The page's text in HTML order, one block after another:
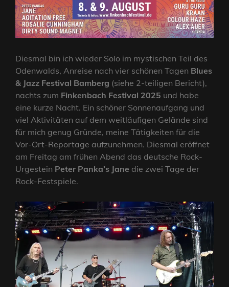
Diesmal bin ich wieder Solo im mystischen Teil des
Odenwalds, Anreise nach vier schönen Tagen Blues
& Jazz Festival Bamberg (siehe 2-teiligen Bericht),
nachts zum Finkenbach Festival 2025 und habe
eine kurze Nacht. Ein schöner Sonnenaufgang und
viel Aktivitäten auf dem weitläufigen Gelände sind
für mich genug Gründe, meine Tätigkeiten für die
Vor-Ort-Reportage aufzunehmen. Diesmal eröffnet
am Freitag am frühen Abend das deutsche Rock-
Urgestein Peter Panka’s Jane die zwei Tage der
Rock-Festspiele.